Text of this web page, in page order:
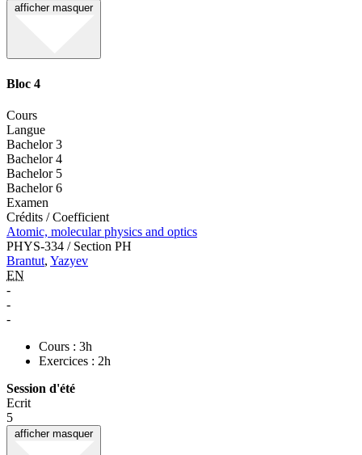
afficher masquer
Bloc 4
Cours
Langue
Bachelor 3
Bachelor 4
Bachelor 5
Bachelor 6
Examen
Crédits / Coefficient
Atomic, molecular physics and optics
PHYS-334 / Section PH
Brantut, Yazyev
EN
-
-
-
Cours : 3h
Exercices : 2h
Session d'été
Ecrit
5
afficher masquer